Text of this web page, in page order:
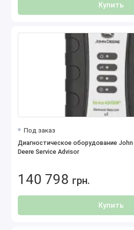
Купить
Под заказ
Диагностическое оборудование John
Deere Service Advisor
140 798 грн.
Купить